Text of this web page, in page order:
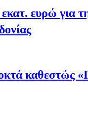
ευρώ για
καθεστώς